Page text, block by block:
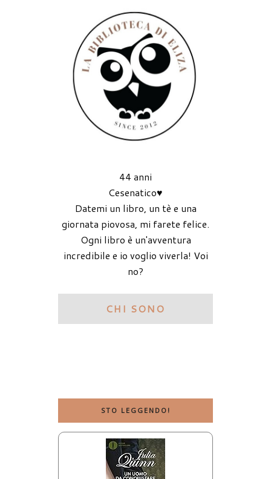
44 anni
Cesenatico♥
Datemi un libro, un tè e una
giornata piovosa, mi farete felice.
Ogni libro è un'avventura
incredibile e io voglio viverla! Voi
no?
CHI SONO
STO LEGGENDO!